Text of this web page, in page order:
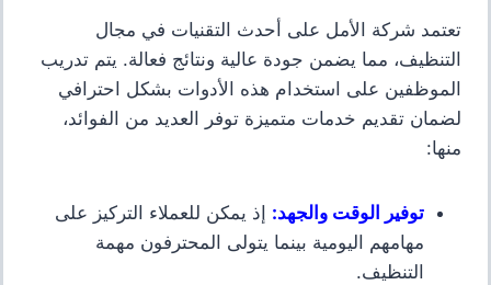
تعتمد شركة الأمل على أحدث التقنيات في مجال
التنظيف، مما يضمن جودة عالية ونتائج فعالة. يتم تدريب
الموظفين على استخدام هذه الأدوات بشكل احترافي
لضمان تقديم خدمات متميزة توفر العديد من الفوائد،
منها:
توفير الوقت والجهد: إذ يمكن للعملاء التركيز على
مهامهم اليومية بينما يتولى المحترفون مهمة
التنظيف.